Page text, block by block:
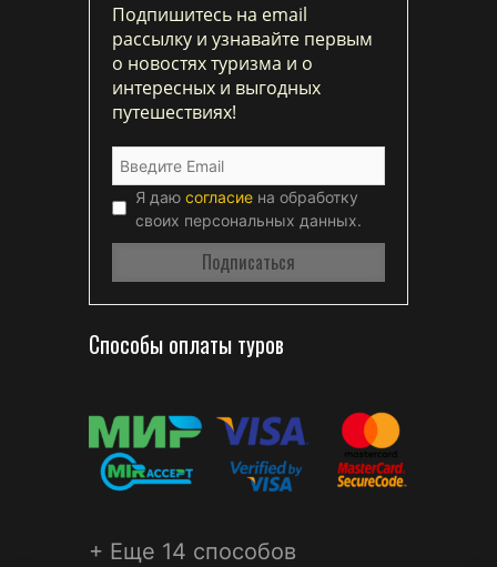
Подпишитесь на email
рассылку и узнавайте первым
о новостях туризма и о
интересных и выгодных
путешествиях!
Я даю согласие на обработку
своих персональных данных.
Способы оплаты туров
+ Еще 14 способов